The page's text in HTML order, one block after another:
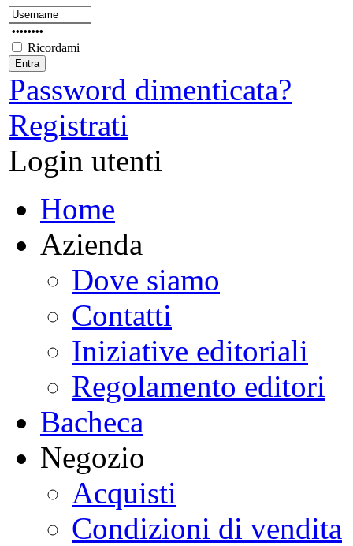
Ricordami
Password dimenticata?
Registrati
Login utenti
Home
Azienda
Dove siamo
Contatti
Iniziative editoriali
Regolamento editori
Bacheca
Negozio
Acquisti
Condizioni di vendita